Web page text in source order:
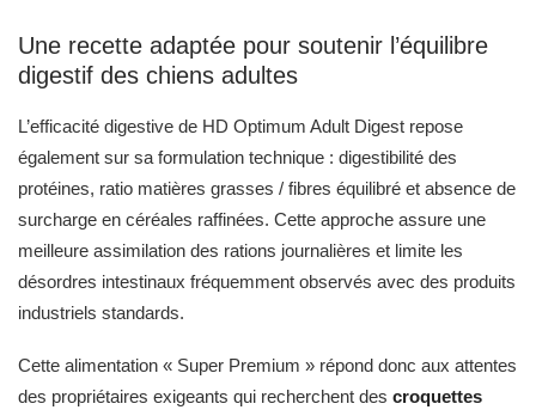
Une recette adaptée pour soutenir l’équilibre
digestif des chiens adultes
L’efficacité digestive de HD Optimum Adult Digest repose
également sur sa formulation technique : digestibilité des
protéines, ratio matières grasses / fibres équilibré et absence de
surcharge en céréales raffinées. Cette approche assure une
meilleure assimilation des rations journalières et limite les
désordres intestinaux fréquemment observés avec des produits
industriels standards.
Cette alimentation « Super Premium » répond donc aux attentes
des propriétaires exigeants qui recherchent des croquettes